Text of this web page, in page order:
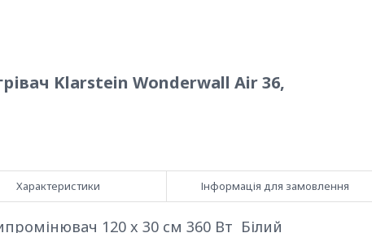
Klarstein Wonderwall Air 36,
Характеристики Інформація для замовлення
120 x 30 см 360 Вт Білий